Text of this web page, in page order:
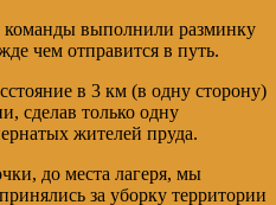
команды выполнили разминку
чем отправится в путь.
в 3 км (в одну сторону)
сделав только одну
жителей пруда.
до места лагеря, мы
за уборку территории